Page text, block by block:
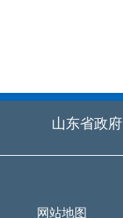
山东省政府
网站地图